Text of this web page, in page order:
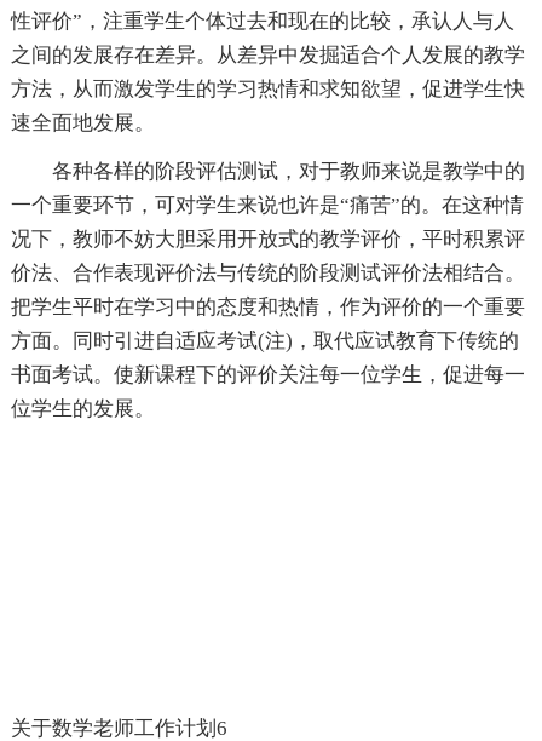
性评价”，注重学生个体过去和现在的比较，承认人与人
之间的发展存在差异。从差异中发掘适合个人发展的教学
方法，从而激发学生的学习热情和求知欲望，促进学生快
速全面地发展。
各种各样的阶段评估测试，对于教师来说是教学中的
一个重要环节，可对学生来说也许是“痛苦”的。在这种情
况下，教师不妨大胆采用开放式的教学评价，平时积累评
价法、合作表现评价法与传统的阶段测试评价法相结合。
把学生平时在学习中的态度和热情，作为评价的一个重要
方面。同时引进自适应考试(注)，取代应试教育下传统的
书面考试。使新课程下的评价关注每一位学生，促进每一
位学生的发展。
关于数学老师工作计划6